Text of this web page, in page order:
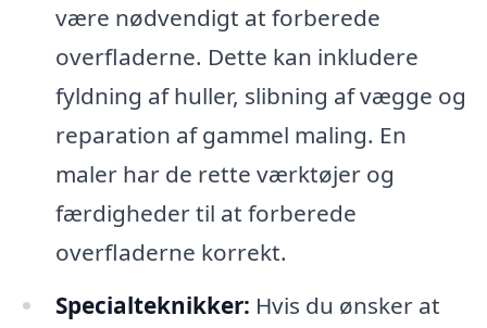
være nødvendigt at forberede
overfladerne. Dette kan inkludere
fyldning af huller, slibning af vægge og
reparation af gammel maling. En
maler har de rette værktøjer og
færdigheder til at forberede
overfladerne korrekt.
Specialteknikker: Hvis du ønsker at